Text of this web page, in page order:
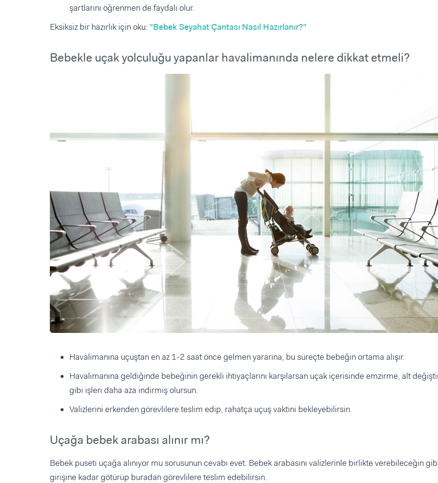
şartlarını öğrenmen de faydalı olur.
Eksiksiz bir hazırlık için oku: "Bebek Seyahat Çantası Nasıl Hazırlanır?"
Bebekle uçak yolculuğu yapanlar havalimanında nelere dikkat etmeli?
Havalimanına uçuştan en az 1-2 saat önce gelmen yararına, bu süreçte bebeğin ortama alışır.
Havalimanına geldiğinde bebeğinin gerekli ihtiyaçlarını karşılarsan uçak içerisinde emzirme, alt
gibi işleri daha aza indirmiş olursun.
Valizlerini erkenden görevlilere teslim edip, rahatça uçuş vaktini bekleyebilirsin.
Uçağa bebek arabası alınır mı?
Bebek puseti uçağa alınıyor mu sorusunun cevabı evet. Bebek arabasını valizlerinle birlikte verebileceğin
girişine kadar götürüp buradan görevlilere teslim edebilirsin.